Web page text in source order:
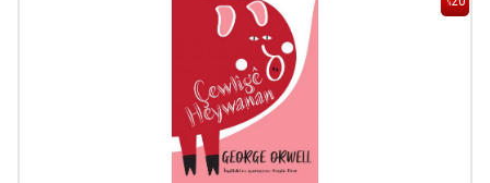
%